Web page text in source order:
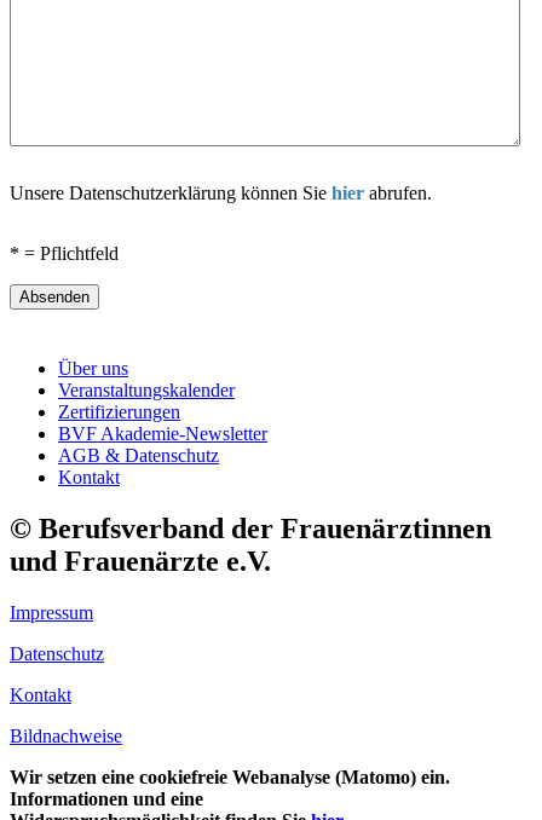
Unsere Datenschutzerklärung können Sie hier abrufen.
* = Pflichtfeld
Absenden
Über uns
Veranstaltungskalender
Zertifizierungen
BVF Akademie-Newsletter
AGB & Datenschutz
Kontakt
© Berufsverband der Frauenärztinnen
und Frauenärzte e.V.
Impressum
Datenschutz
Kontakt
Bildnachweise
Wir setzen eine cookiefreie Webanalyse (Matomo) ein.
Informationen und eine